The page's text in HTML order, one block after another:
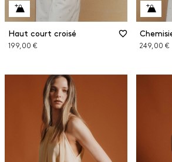
Haut court croisé
199,00 € 249,00 €